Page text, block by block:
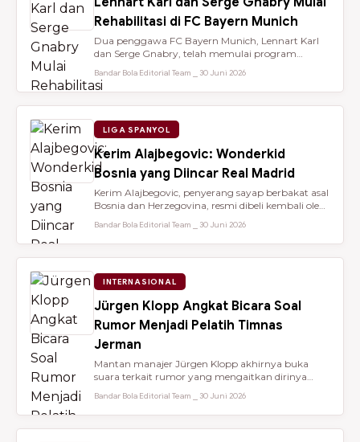
Rehabilitasi di FC Bayern Munich
Dua penggawa FC Bayern Munich, Lennart Karl
dan Serge Gnabry, telah memulai program
Bandar Bola Editorial Team ⎯ 30 Juni 2026
LIGA SPANYOL
Kerim Alajbegovic: Wonderkid
Bosnia yang Diincar Real Madrid
Kerim Alajbegovic, penyerang sayap berbakat asal
Bosnia dan Herzegovina, resmi dibeli kembali oleh
Bandar Bola Editorial Team ⎯ 30 Juni 2026
INTERNASIONAL
Jürgen Klopp Angkat Bicara Soal
Rumor Menjadi Pelatih Timnas
Jerman
Mantan manajer Jürgen Klopp akhirnya buka
suara terkait rumor yang mengaitkan dirinya
Bandar Bola Editorial Team ⎯ 30 Juni 2026